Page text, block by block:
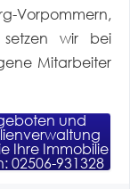
Vorpommern,
wir bei
Mitarbeiter
und
Ihre Immobilie
02506-931328